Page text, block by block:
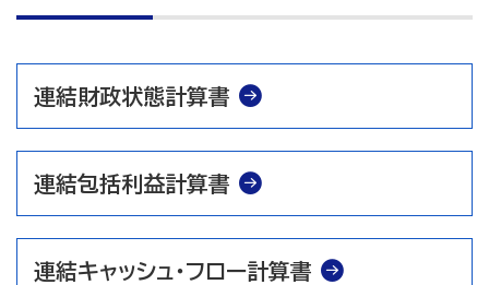
連結財政状態計算書
連結包括利益計算書
連結キャッシュ・フロー計算書